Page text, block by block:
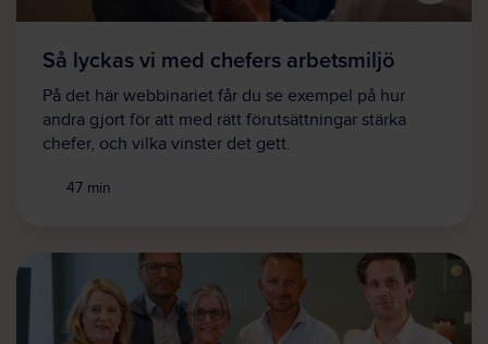
Så lyckas vi med chefers arbetsmiljö
På det här webbinariet får du se exempel på hur
andra gjort för att med rätt förutsättningar stärka
chefer, och vilka vinster det gett.
47 min